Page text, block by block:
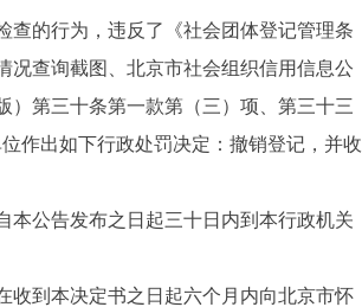
的行为，违反了《社会团体登记管理条
况查询截图、北京市社会组织信用信息公
）第三十条第一款第（三）项、第三十三
作出如下行政处罚决定：撤销登记，并收
公告发布之日起三十日内到本行政机关
到本决定书之日起六个月内向北京市怀